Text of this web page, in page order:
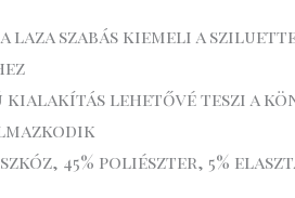
laza szabás kiemeli a
lehetővé teszi a
45% poliészter, 5%